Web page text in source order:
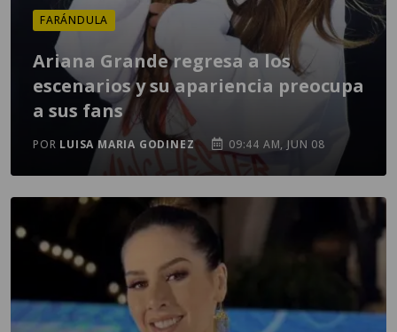
FARÁNDULA
Ariana Grande regresa a los
escenarios y su apariencia preocupa
a sus fans
POR LUISA MARIA GODINEZ 09:44 AM, JUN 08